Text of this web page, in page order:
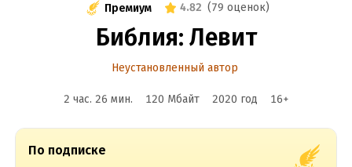
Премиум 4.82 (79 оценок)
Библия: Левит
Неустановленный автор
2 час. 26 мин. 120 Мбайт 2020 год 16+
По подписке